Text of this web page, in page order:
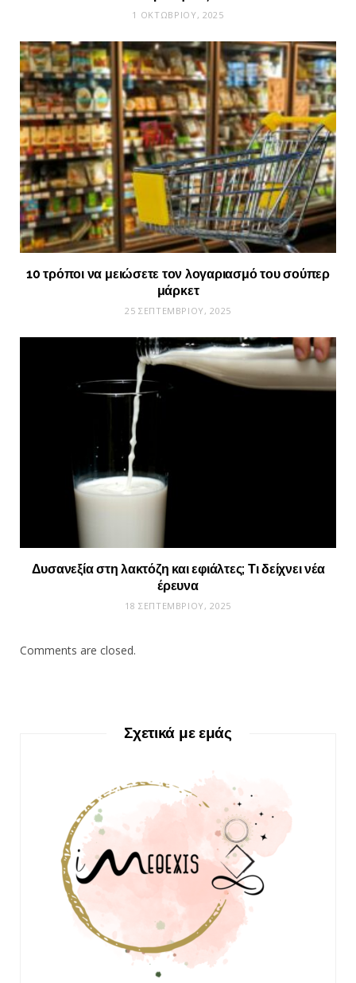
1 ΟΚΤΩΒΡΊΟΥ, 2025
10 τρόποι να μειώσετε τον λογαριασμό του σούπερ
μάρκετ
25 ΣΕΠΤΕΜΒΡΊΟΥ, 2025
Δυσανεξία στη λακτόζη και εφιάλτες; Τι δείχνει νέα
έρευνα
18 ΣΕΠΤΕΜΒΡΊΟΥ, 2025
Comments are closed.
Σχετικά με εμάς